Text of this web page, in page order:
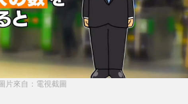
圖片來自：電視截圖